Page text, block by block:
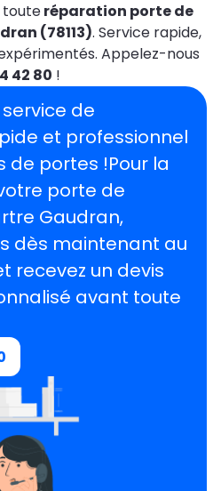
touteréparation porte de
(78113). Service rapide,
Appelez-nous
42 80 !
service de
et professionnel
de portes !Pour la
porte de
Gaudran,
dès maintenant au
recevez un devis
avant toute